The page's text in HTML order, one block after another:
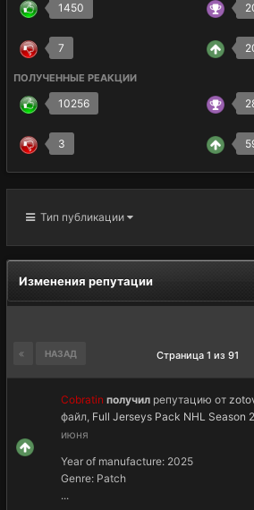
1450
7
ПОЛУЧЕННЫЕ РЕАКЦИИ
10256
3
Тип публикации
Изменения репутации
НАЗАД Страница 1 из 91
Cobratin получил репутацию от
файл, Full Jerseys Pack NHL Season
июня
Year of manufacture: 2025
Genre: Patch
...